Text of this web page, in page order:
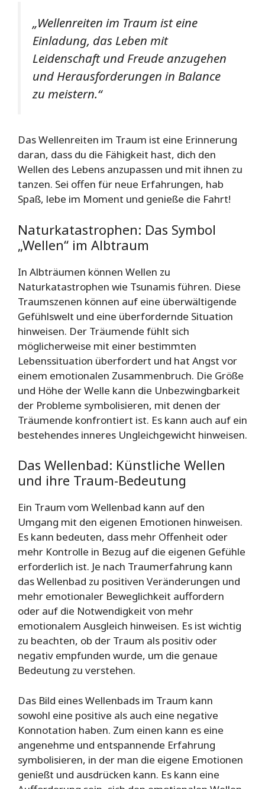
„Wellenreiten im Traum ist eine
Einladung, das Leben mit
Leidenschaft und Freude anzugehen
und Herausforderungen in Balance
zu meistern.“
Das Wellenreiten im Traum ist eine Erinnerung
daran, dass du die Fähigkeit hast, dich den
Wellen des Lebens anzupassen und mit ihnen zu
tanzen. Sei offen für neue Erfahrungen, hab
Spaß, lebe im Moment und genieße die Fahrt!
Naturkatastrophen: Das Symbol
„Wellen“ im Albtraum
In Albträumen können Wellen zu
Naturkatastrophen wie Tsunamis führen. Diese
Traumszenen können auf eine überwältigende
Gefühlswelt und eine überfordernde Situation
hinweisen. Der Träumende fühlt sich
möglicherweise mit einer bestimmten
Lebenssituation überfordert und hat Angst vor
einem emotionalen Zusammenbruch. Die Größe
und Höhe der Welle kann die Unbezwingbarkeit
der Probleme symbolisieren, mit denen der
Träumende konfrontiert ist. Es kann auch auf ein
bestehendes inneres Ungleichgewicht hinweisen.
Das Wellenbad: Künstliche Wellen
und ihre Traum-Bedeutung
Ein Traum vom Wellenbad kann auf den
Umgang mit den eigenen Emotionen hinweisen.
Es kann bedeuten, dass mehr Offenheit oder
mehr Kontrolle in Bezug auf die eigenen Gefühle
erforderlich ist. Je nach Traumerfahrung kann
das Wellenbad zu positiven Veränderungen und
mehr emotionaler Beweglichkeit auffordern
oder auf die Notwendigkeit von mehr
emotionalem Ausgleich hinweisen. Es ist wichtig
zu beachten, ob der Traum als positiv oder
negativ empfunden wurde, um die genaue
Bedeutung zu verstehen.
Das Bild eines Wellenbads im Traum kann
sowohl eine positive als auch eine negative
Konnotation haben. Zum einen kann es eine
angenehme und entspannende Erfahrung
symbolisieren, in der man die eigene Emotionen
genießt und ausdrücken kann. Es kann eine